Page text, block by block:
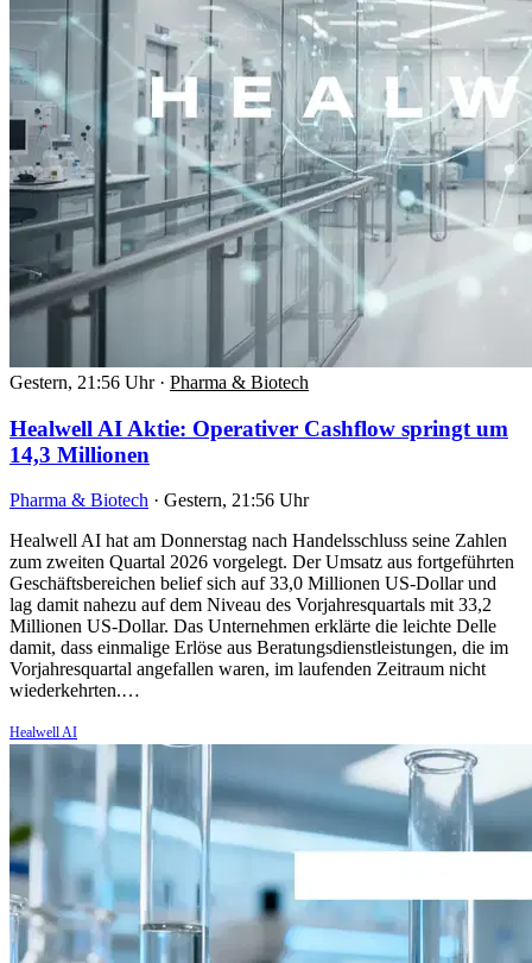
Gestern, 21:56 Uhr · Pharma & Biotech
Healwell AI Aktie: Operativer Cashflow springt um
14,3 Millionen
Pharma & Biotech · Gestern, 21:56 Uhr
Healwell AI hat am Donnerstag nach Handelsschluss seine Zahlen
zum zweiten Quartal 2026 vorgelegt. Der Umsatz aus fortgeführten
Geschäftsbereichen belief sich auf 33,0 Millionen US-Dollar und
lag damit nahezu auf dem Niveau des Vorjahresquartals mit 33,2
Millionen US-Dollar. Das Unternehmen erklärte die leichte Delle
damit, dass einmalige Erlöse aus Beratungsdienstleistungen, die im
Vorjahresquartal angefallen waren, im laufenden Zeitraum nicht
wiederkehrten.…
Healwell AI